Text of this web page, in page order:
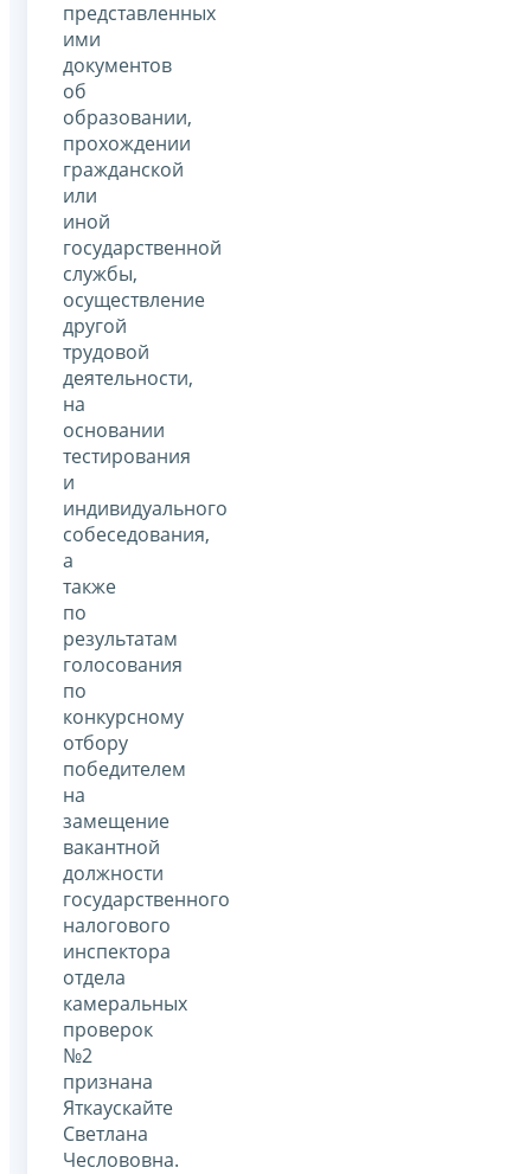
представленных
ими
документов
об
образовании,
прохождении
гражданской
или
иной
государственной
службы,
осуществление
другой
трудовой
деятельности,
на
основании
тестирования
и
индивидуального
собеседования,
а
также
по
результатам
голосования
по
конкурсному
отбору
победителем
на
замещение
вакантной
должности
государственного
налогового
инспектора
отдела
камеральных
проверок
№2
признана
Яткаускайте
Светлана
Чеслововна.